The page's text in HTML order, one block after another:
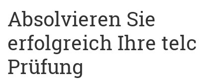
Absolvieren Sie
erfolgreich Ihre telc
Prüfung